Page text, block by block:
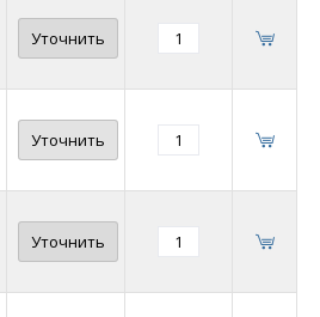
Уточнить
Уточнить
Уточнить